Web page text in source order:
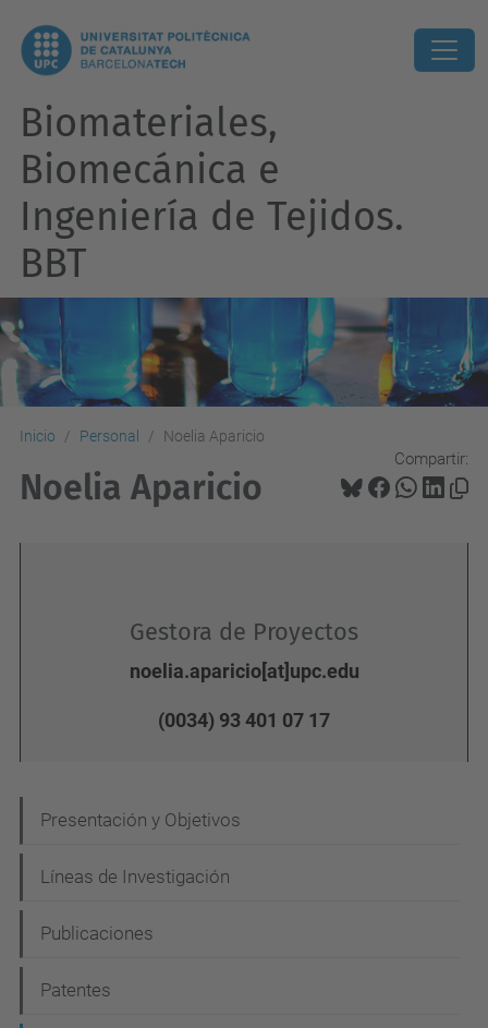
Biomateriales,
Biomecánica e
Ingeniería de Tejidos.
BBT
Inicio Personal Noelia Aparicio
Compartir:
Noelia Aparicio
Gestora de Proyectos
noelia.aparicio[at]upc.edu
(0034) 93 401 07 17
a
v
g
a
Presentación y Objetivos
Líneas de Investigación
Publicaciones
Patentes